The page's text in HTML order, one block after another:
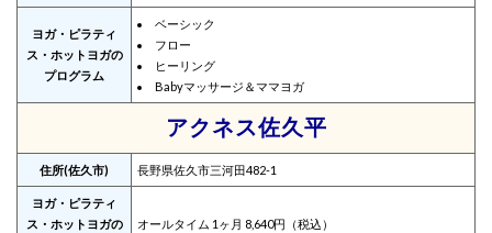
ヨガ・ピラティ
ス・ホットヨガの
プログラム
ベーシック
フロー
ヒーリング
Babyマッサージ＆ママヨガ
アクネス佐久平
住所(佐久市) 長野県佐久市三河田482-1
ヨガ・ピラティ
ス・ホットヨガの
オールタイム 1ヶ月 8,640円（税込）